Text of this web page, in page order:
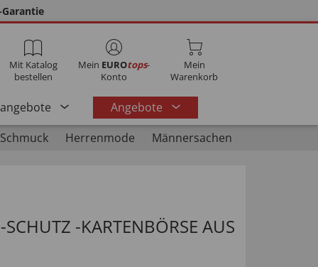
Mit Katalog
bestellen
Mein EUROtops-
Konto
Mein
Warenkorb
Angebote
Herrenmode Männersachen
-KARTENBÖRSE AUS